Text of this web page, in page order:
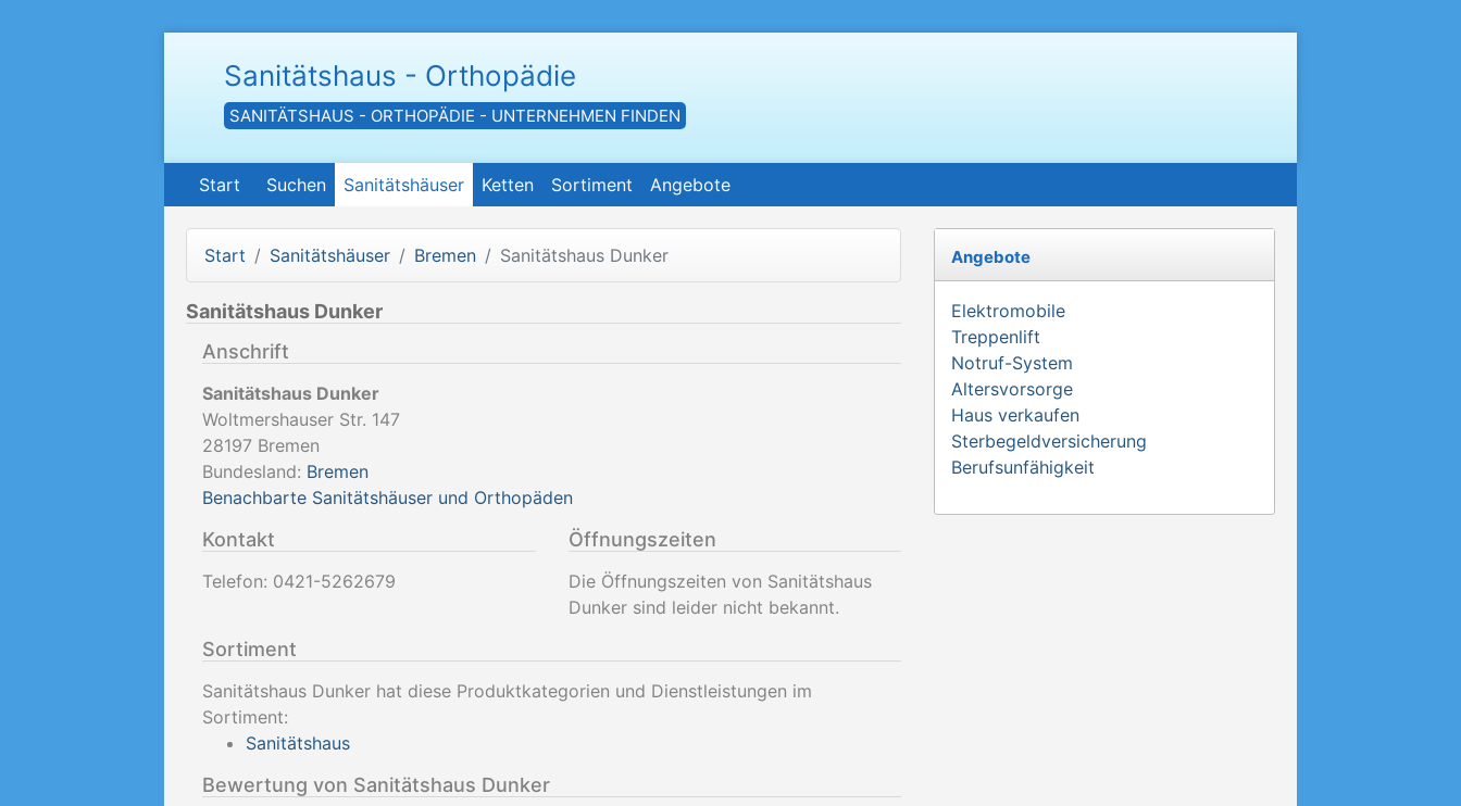
Sanitätshaus - Orthopädie
SANITÄTSHAUS - ORTHOPÄDIE - UNTERNEHMEN FINDEN
Start Suchen Sanitätshäuser Ketten Sortiment Angebote
Start Sanitätshäuser Bremen Sanitätshaus Dunker
Sanitätshaus Dunker
Anschrift
Sanitätshaus Dunker
Woltmershauser Str. 147
28197 Bremen
Bundesland: Bremen
Benachbarte Sanitätshäuser und Orthopäden
Kontakt
Telefon: 0421-5262679
Öffnungszeiten
Die Öffnungszeiten von Sanitätshaus
Dunker sind leider nicht bekannt.
Sortiment
Sanitätshaus Dunker hat diese Produktkategorien und Dienstleistungen im
Sortiment:
Sanitätshaus
Bewertung von Sanitätshaus Dunker
Angebote
Elektromobile
Treppenlift
Notruf-System
Altersvorsorge
Haus verkaufen
Sterbegeldversicherung
Berufsunfähigkeit